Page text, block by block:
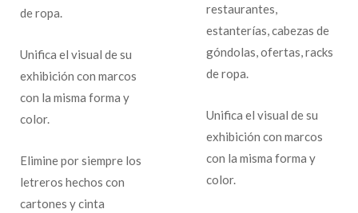
de ropa.
Unifica el visual de su
exhibición con marcos
con la misma forma y
color.
Elimine por siempre los
letreros hechos con
cartones y cinta
restaurantes,
estanterías, cabezas de
góndolas, ofertas, racks
de ropa.
Unifica el visual de su
exhibición con marcos
con la misma forma y
color.